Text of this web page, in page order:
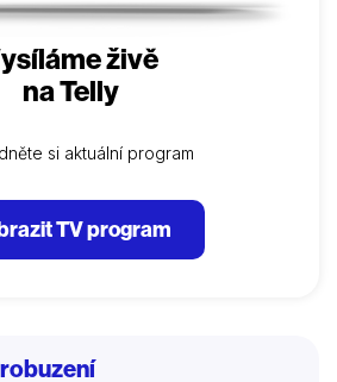
živě
na Telly
si aktuální program
TV program